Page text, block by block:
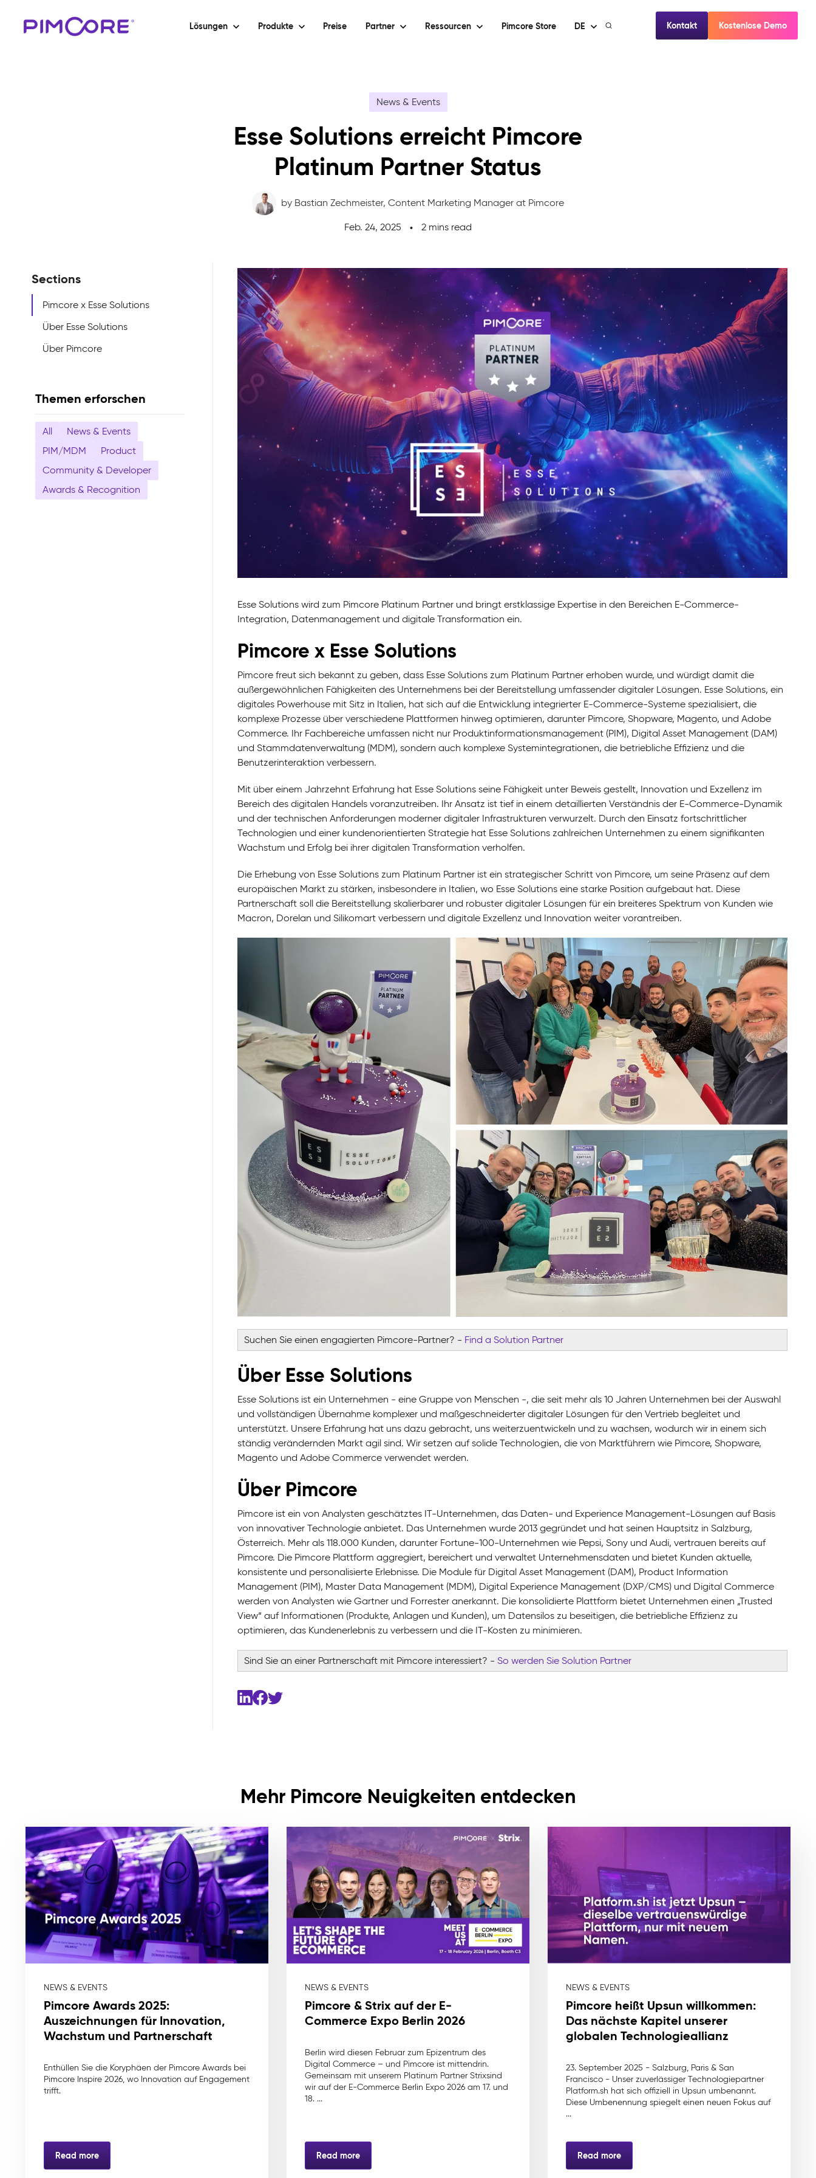
Lösungen Produkte Preise Partner Ressourcen Pimcore Store DE Kontakt Kostenlose Demo
News & Events
Esse Solutions erreicht Pimcore
Platinum Partner Status
by Bastian Zechmeister, Content Marketing Manager at Pimcore
Feb. 24, 2025 2 mins read
Sections
Pimcore x Esse Solutions
Über Esse Solutions
Über Pimcore
Themen erforschen
All
News & Events
PIM/MDM
Product
Community & Developer
Awards & Recognition
Esse Solutions wird zum Pimcore Platinum Partner und bringt erstklassige Expertise in den Bereichen E-Commerce-
Integration, Datenmanagement und digitale Transformation ein.
Pimcore x Esse Solutions
Pimcore freut sich bekannt zu geben, dass Esse Solutions zum Platinum Partner erhoben wurde, und würdigt damit die
außergewöhnlichen Fähigkeiten des Unternehmens bei der Bereitstellung umfassender digitaler Lösungen. Esse Solutions, ein
digitales Powerhouse mit Sitz in Italien, hat sich auf die Entwicklung integrierter E-Commerce-Systeme spezialisiert, die
komplexe Prozesse über verschiedene Plattformen hinweg optimieren, darunter Pimcore, Shopware, Magento, und Adobe
Commerce. Ihr Fachbereiche umfassen nicht nur Produktinformationsmanagement (PIM), Digital Asset Management (DAM)
und Stammdatenverwaltung (MDM), sondern auch komplexe Systemintegrationen, die betriebliche Effizienz und die
Benutzerinteraktion verbessern.
Mit über einem Jahrzehnt Erfahrung hat Esse Solutions seine Fähigkeit unter Beweis gestellt, Innovation und Exzellenz im
Bereich des digitalen Handels voranzutreiben. Ihr Ansatz ist tief in einem detaillierten Verständnis der E-Commerce-Dynamik
und der technischen Anforderungen moderner digitaler Infrastrukturen verwurzelt. Durch den Einsatz fortschrittlicher
Technologien und einer kundenorientierten Strategie hat Esse Solutions zahlreichen Unternehmen zu einem signifikanten
Wachstum und Erfolg bei ihrer digitalen Transformation verholfen.
Die Erhebung von Esse Solutions zum Platinum Partner ist ein strategischer Schritt von Pimcore, um seine Präsenz auf dem
europäischen Markt zu stärken, insbesondere in Italien, wo Esse Solutions eine starke Position aufgebaut hat. Diese
Partnerschaft soll die Bereitstellung skalierbarer und robuster digitaler Lösungen für ein breiteres Spektrum von Kunden wie
Macron, Dorelan und Silikomart verbessern und digitale Exzellenz und Innovation weiter vorantreiben.
Suchen Sie einen engagierten Pimcore-Partner? - Find a Solution Partner
Über Esse Solutions
Esse Solutions ist ein Unternehmen - eine Gruppe von Menschen -, die seit mehr als 10 Jahren Unternehmen bei der Auswahl
und vollständigen Übernahme komplexer und maßgeschneiderter digitaler Lösungen für den Vertrieb begleitet und
unterstützt. Unsere Erfahrung hat uns dazu gebracht, uns weiterzuentwickeln und zu wachsen, wodurch wir in einem sich
ständig verändernden Markt agil sind. Wir setzen auf solide Technologien, die von Marktführern wie Pimcore, Shopware,
Magento und Adobe Commerce verwendet werden.
Über Pimcore
Pimcore ist ein von Analysten geschätztes IT-Unternehmen, das Daten- und Experience Management-Lösungen auf Basis
von innovativer Technologie anbietet. Das Unternehmen wurde 2013 gegründet und hat seinen Hauptsitz in Salzburg,
Österreich. Mehr als 118.000 Kunden, darunter Fortune-100-Unternehmen wie Pepsi, Sony und Audi, vertrauen bereits auf
Pimcore. Die Pimcore Plattform aggregiert, bereichert und verwaltet Unternehmensdaten und bietet Kunden aktuelle,
konsistente und personalisierte Erlebnisse. Die Module für Digital Asset Management (DAM), Product Information
Management (PIM), Master Data Management (MDM), Digital Experience Management (DXP/CMS) und Digital Commerce
werden von Analysten wie Gartner und Forrester anerkannt. Die konsolidierte Plattform bietet Unternehmen einen „Trusted
View“ auf Informationen (Produkte, Anlagen und Kunden), um Datensilos zu beseitigen, die betriebliche Effizienz zu
optimieren, das Kundenerlebnis zu verbessern und die IT-Kosten zu minimieren.
Sind Sie an einer Partnerschaft mit Pimcore interessiert? - So werden Sie Solution Partner
Mehr Pimcore Neuigkeiten entdecken
NEWS & EVENTS
Pimcore Awards 2025:
Auszeichnungen für Innovation,
Wachstum und Partnerschaft
Enthüllen Sie die Koryphäen der Pimcore Awards bei
Pimcore Inspire 2026, wo Innovation auf Engagement
trifft.
Read more
NEWS & EVENTS
Pimcore & Strix auf der E-
Commerce Expo Berlin 2026
Berlin wird diesen Februar zum Epizentrum des
Digital Commerce – und Pimcore ist mittendrin.
Gemeinsam mit unserem Platinum Partner Strixsind
wir auf der E-Commerce Berlin Expo 2026 am 17. und
18. ...
Read more
NEWS & EVENTS
Pimcore heißt Upsun willkommen:
Das nächste Kapitel unserer
globalen Technologieallianz
23. September 2025 - Salzburg, Paris & San
Francisco - Unser zuverlässiger Technologiepartner
Platform.sh hat sich offiziell in Upsun umbenannt.
Diese Umbenennung spiegelt einen neuen Fokus auf
...
Read more